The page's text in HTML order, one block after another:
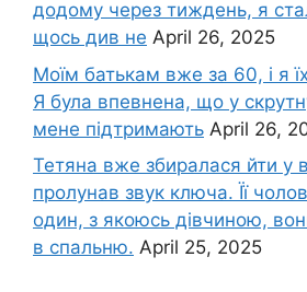
додому через тиждень, я
щось див не April 26, 2025
Моїм батькам вже за 60, і я
Я була впевнена, що у
мене підтримають April 26,
Тетяна вже збиралася йти у
пролунав звук ключа. Її
один, з якоюсь дівчиною,
в спальню. April 25, 2025